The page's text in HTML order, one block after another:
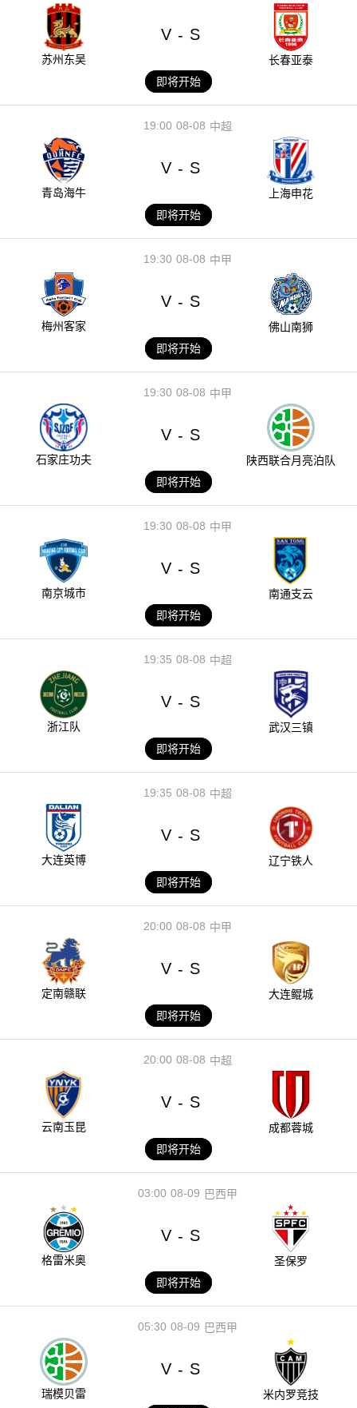
苏州东吴
V - S
长春亚泰
即将开始
08-08
19:00 中超
青岛海牛
V - S
上海申花
即将开始
08-08
19:30 中甲
梅州客家
V - S
佛山南狮
即将开始
08-08
19:30 中甲
石家庄功夫
V - S
陕西联合月亮泊队
即将开始
08-08
19:30 中甲
南京城市
V - S
南通支云
即将开始
08-08
19:35 中超
浙江队
V - S
武汉三镇
即将开始
08-08
19:35 中超
大连英博
V - S
辽宁铁人
即将开始
08-08
20:00 中甲
定南赣联
V - S
大连鲲城
即将开始
08-08
20:00 中超
云南玉昆
V - S
成都蓉城
即将开始
08-09
03:00 巴西甲
格雷米奥
V - S
圣保罗
即将开始
08-09
05:30 巴西甲
瑞模贝雷
V - S
米内罗竞技